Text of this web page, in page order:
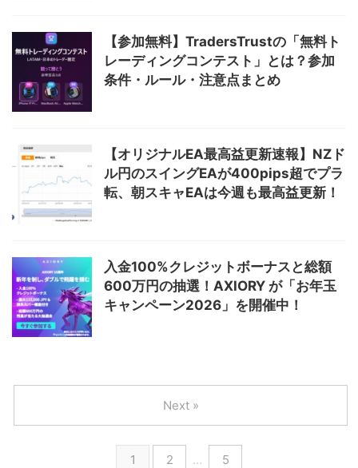
【参加無料】TradersTrustの「無料ト
レーディングコンテスト」とは？参加
条件・ルール・注意点まとめ
【オリジナルEA最高益更新速報】NZド
ル円のスイングEAが400pips超でプラ
転、朝スキャEAは今週も最高益更新！
入金100%クレジットボーナスと総額
600万円の抽選！AXIORY が「お年玉
キャンペーン2026」を開催中！
1 2 … 5
Next »